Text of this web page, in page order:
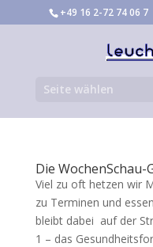
+49 16 2-72 74 06 7
Seite wählen
Die
Viel zu oft hetzen wir
zu Terminen und
bleibt dabei auf der
1 – das